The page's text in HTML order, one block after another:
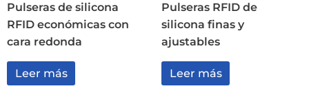
Pulseras de silicona
RFID económicas con
cara redonda
Leer más
Pulseras RFID de
silicona finas y
ajustables
Leer más